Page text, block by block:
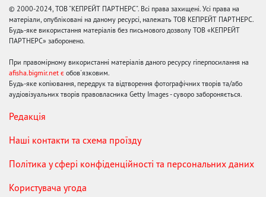
© 2000-2024, ТОВ "КЕПРЕЙТ ПАРТНЕРС". Всі права захищені. Усі права на
матеріали, опубліковані на даному ресурсі, належать ТОВ КЕПРЕЙТ ПАРТНЕРС.
Будь-яке використання матеріалів без письмового дозволу ТОВ «КЕПРЕЙТ
ПАРТНЕРС» заборонено.
При правомірному використанні матеріалів даного ресурсу гіперпосилання на
afisha.bigmir.net є обов'язковим.
Будь-яке копіювання, передрук та відтворення фотографічних творів та/або
аудіовізуальних творів правовласника Getty Images - суворо забороняється.
Редакція
Наші контакти та схема проїзду
Політика у сфері конфіденційності та персональних даних
Користувача угода